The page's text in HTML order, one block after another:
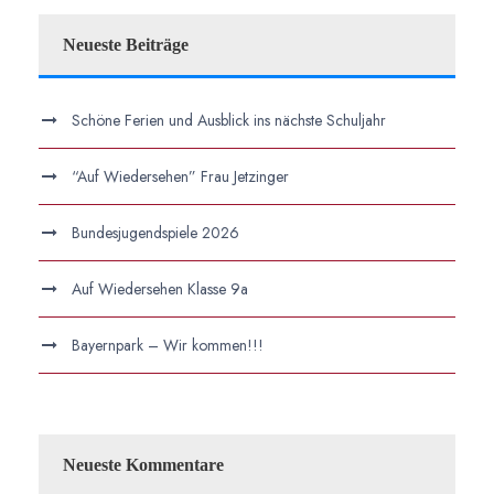
Neueste Beiträge
Schöne Ferien und Ausblick ins nächste Schuljahr
“Auf Wiedersehen” Frau Jetzinger
Bundesjugendspiele 2026
Auf Wiedersehen Klasse 9a
Bayernpark – Wir kommen!!!
Neueste Kommentare